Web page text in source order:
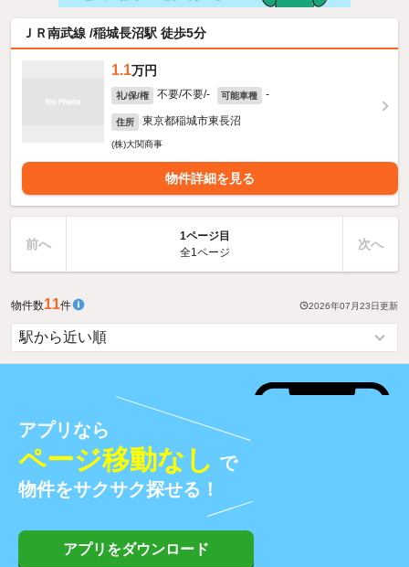
ＪＲ南武線 /稲城長沼駅 徒歩5分
1.1万円
礼/保/権 不要/不要/- 可能車種 -
住所 東京都稲城市東長沼
(株)大関商事
物件詳細を見る
前へ
1ページ目
全1ページ
次へ
物件数11件 2026年07月23日更新
アプリなら
ページ移動なし で
物件をサクサク探せる！
アプリをダウンロード